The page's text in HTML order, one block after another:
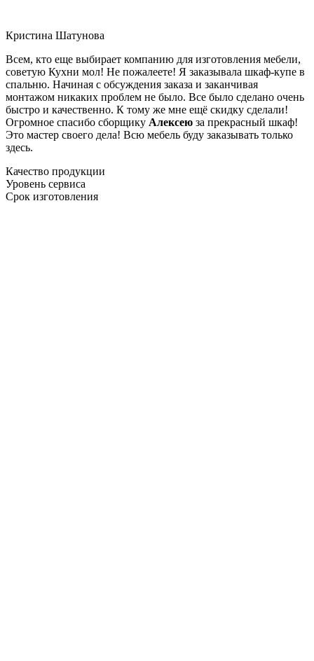
Кристина Шатунова
Всем, кто еще выбирает компанию для изготовления мебели,
советую Кухни мол! Не пожалеете! Я заказывала шкаф-купе в
спальню. Начиная с обсуждения заказа и заканчивая
монтажом никаких проблем не было. Все было сделано очень
быстро и качественно. К тому же мне ещё скидку сделали!
Огромное спасибо сборщику Алексею за прекрасный шкаф!
Это мастер своего дела! Всю мебель буду заказывать только
здесь.
Качество продукции
Уровень сервиса
Срок изготовления